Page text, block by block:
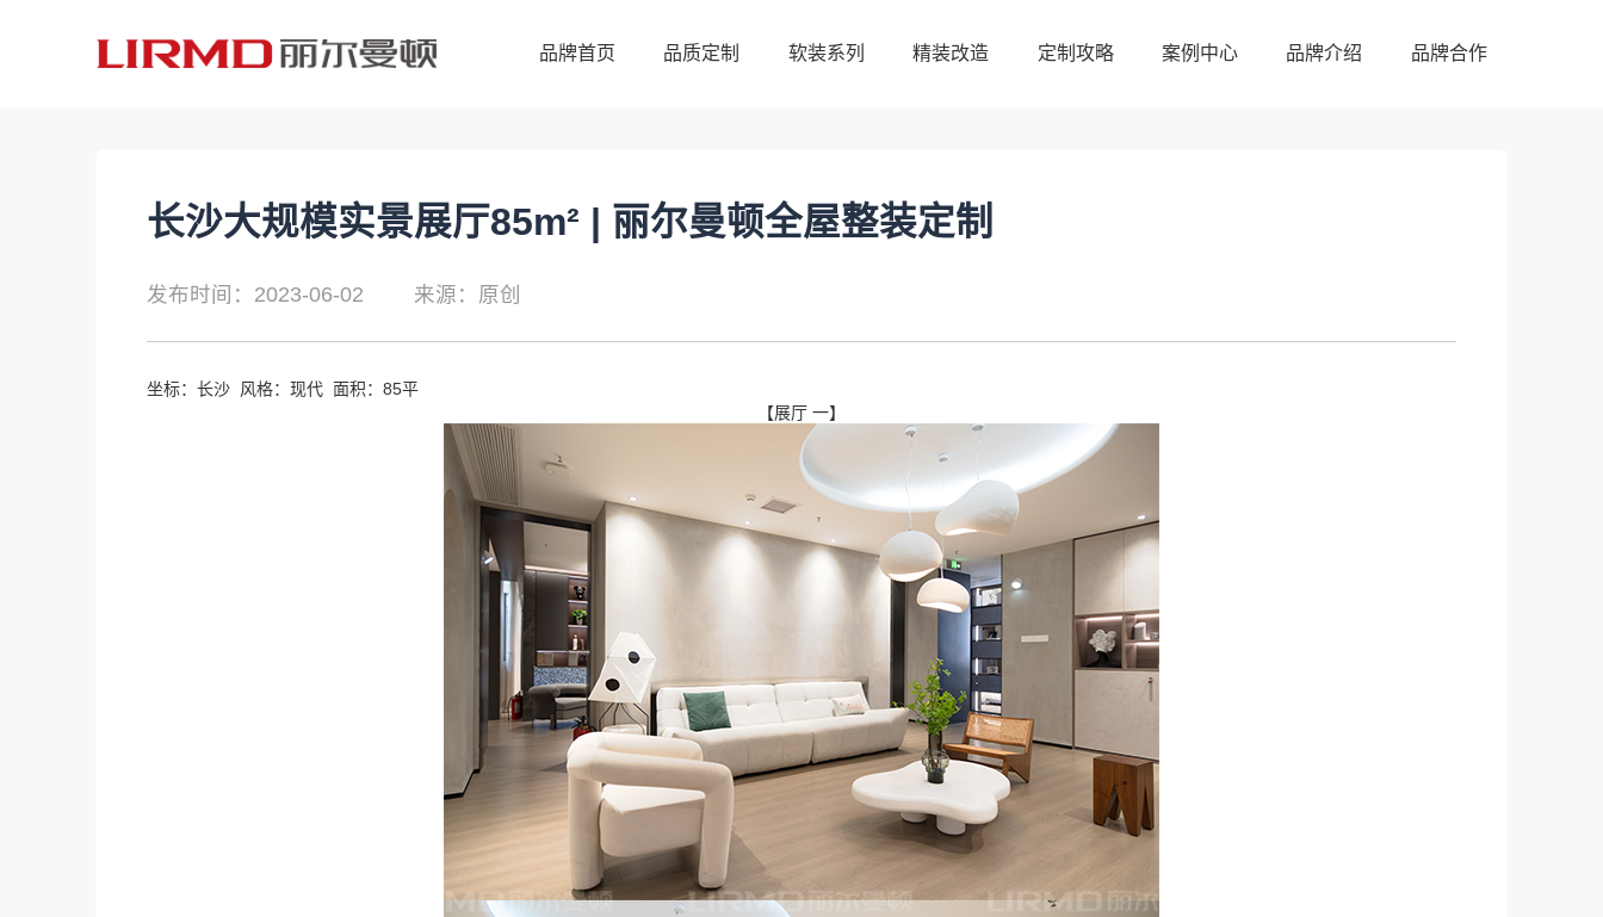
品牌首页 品质定制 软装系列 精装改造 定制攻略 案例中心 品牌介绍 品牌合作
长沙大规模实景展厅85m² | 丽尔曼顿全屋整装定制
发布时间：2023-06-02 来源：原创
坐标：长沙 风格：现代 面积：85平
【展厅 一】